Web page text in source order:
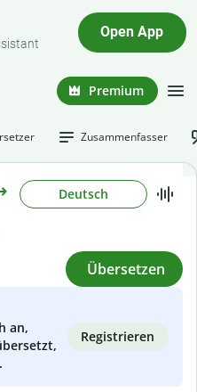
Open App
Premium
Zusammenfasser
Deutsch
Übersetzen
an,
Registrieren